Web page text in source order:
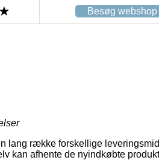
Besøg webshop
lang række forskellige
kan afhente de nyindkøbte